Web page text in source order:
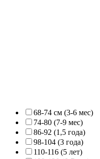
68-74 см (3-6 мес)
74-80 (7-9 мес)
86-92 (1,5 года)
98-104 (3 года)
110-116 (5 лет)